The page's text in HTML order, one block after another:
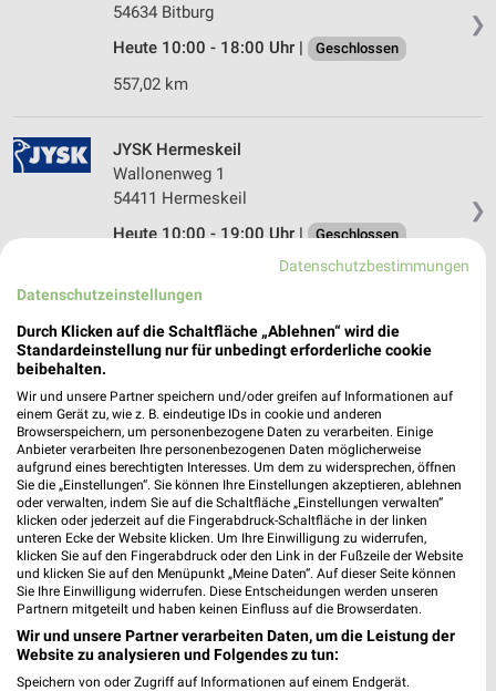
❯
54634 Bitburg
Heute 10:00 - 18:00 Uhr |
Geschlossen
557,02 km
❯
JYSK Hermeskeil
Wallonenweg 1
54411 Hermeskeil
Heute 10:00 - 19:00 Uhr | Geschlossen
552,06 km • Angebote: 2 Prospekte
Depot Bitburg
Saarstraße 32
Heute 09:00 - 19:00 Uhr | Geschlossen
556,81 km
JYSK Bitburg
Südring 5
54634 Bitburg
Heute 10:00 - 19:00 Uhr | Geschlossen
556,22 km • Angebote: 2 Prospekte
Datenschutzbestimmungen
Datenschutzeinstellungen
Durch Klicken auf die Schaltfläche „Ablehnen“ wird die
Standardeinstellung nur für unbedingt erforderliche cookie
beibehalten.
Wir und unsere Partner speichern und/oder greifen auf Informationen auf
einem Gerät zu, wie z. B. eindeutige IDs in cookie und anderen
Browserspeichern, um personenbezogene Daten zu verarbeiten. Einige
Anbieter verarbeiten Ihre personenbezogenen Daten möglicherweise
aufgrund eines berechtigten Interesses. Um dem zu widersprechen, öffnen
Sie die „Einstellungen“. Sie können Ihre Einstellungen akzeptieren, ablehnen
oder verwalten, indem Sie auf die Schaltfläche „Einstellungen verwalten“
klicken oder jederzeit auf die Fingerabdruck-Schaltfläche in der linken
unteren Ecke der Website klicken. Um Ihre Einwilligung zu widerrufen,
klicken Sie auf den Fingerabdruck oder den Link in der Fußzeile der Website
und klicken Sie auf den Menüpunkt „Meine Daten“. Auf dieser Seite können
Sie Ihre Einwilligung widerrufen. Diese Entscheidungen werden unseren
Partnern mitgeteilt und haben keinen Einfluss auf die Browserdaten.
Wir und unsere Partner verarbeiten Daten, um die Leistung der
Website zu analysieren und Folgendes zu tun:
Speichern von oder Zugriff auf Informationen auf einem Endgerät.